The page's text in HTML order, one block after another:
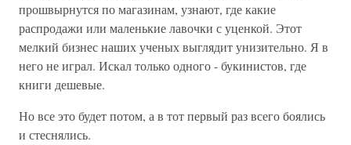
прошвырнутся по магазинам, узнают, где какие
распродажи или маленькие лавочки с уценкой. Этот
мелкий бизнес наших ученых выглядит унизительно. Я в
него не играл. Искал только одного - букинистов, где
книги дешевые.
Но все это будет потом, а в тот первый раз всего боялись
и стеснялись.